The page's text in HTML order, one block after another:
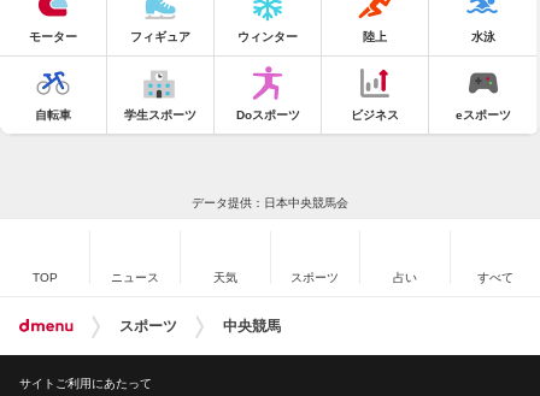
モーター フィギュア ウィンター 陸上 水泳
自転車 学生スポーツ Doスポーツ ビジネス eスポーツ
データ提供：日本中央競馬会
TOP ニュース 天気 スポーツ 占い すべて
スポーツ 中央競馬
サイトご利用にあたって